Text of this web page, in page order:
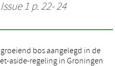
1 p. 22- 24
bos aangelegd in de
aside-regeling in Groningen